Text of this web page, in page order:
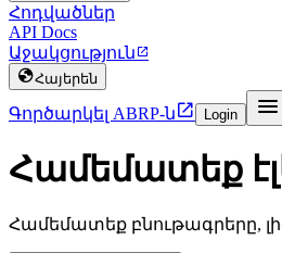
Հոդվածներ
API Docs
Աջակցություն 
Հայերեն
Գործարկել ABRP-ն Login 
Համեմատեք
Համեմատեք բնութագրերը,